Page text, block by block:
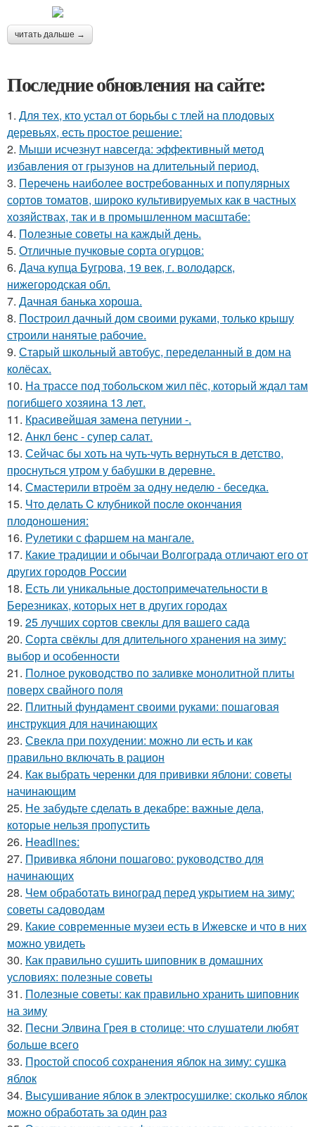
читать дальше →
Последние обновления на сайте:
1. Для тех, кто устал от борьбы с тлей на плодовых
деревьях, есть простое решение:
2. Мыши исчезнут навсегда: эффективный метод
избавления от грызунов на длительный период.
3. Перечень наиболее востребованных и популярных
сортов томатов, широко культивируемых как в частных
хозяйствах, так и в промышленном масштабе:
4. Полезные советы на каждый день.
5. Отличные пучковые сорта огурцов:
6. Дача купца Бугрова, 19 век, г. володарск,
нижегородская обл.
7. Дачная банька хороша.
8. Построил дачный дом своими руками, только крышу
строили нанятые рабочие.
9. Старый школьный автобус, переделанный в дом на
колёсах.
10. На трассе под тобольском жил пёс, который ждал там
погибшего хозяина 13 лет.
11. Красивейшая замена петунии -.
12. Анкл бенс - супер салат.
13. Сейчас бы хоть на чуть-чуть вернуться в детство,
проснуться утром у бабушки в деревне.
14. Смастерили втроём за одну неделю - беседка.
15. Чтo дeлaть C клубникoй пocлe oкoнчaния
плoдoнoшeния:
16. Рулетики с фаршем на мангале.
17. Какие традиции и обычаи Волгограда отличают его от
других городов России
18. Есть ли уникальные достопримечательности в
Березниках, которых нет в других городах
19. 25 лучших сортов свеклы для вашего сада
20. Сорта свёклы для длительного хранения на зиму:
выбор и особенности
21. Полное руководство по заливке монолитной плиты
поверх свайного поля
22. Плитный фундамент своими руками: пошаговая
инструкция для начинающих
23. Свекла при похудении: можно ли есть и как
правильно включать в рацион
24. Как выбрать черенки для прививки яблони: советы
начинающим
25. Не забудьте сделать в декабре: важные дела,
которые нельзя пропустить
26. Headlines:
27. Прививка яблони пошагово: руководство для
начинающих
28. Чем обработать виноград перед укрытием на зиму:
советы садоводам
29. Какие современные музеи есть в Ижевске и что в них
можно увидеть
30. Как правильно сушить шиповник в домашних
условиях: полезные советы
31. Полезные советы: как правильно хранить шиповник
на зиму
32. Песни Элвина Грея в столице: что слушатели любят
больше всего
33. Простой способ сохранения яблок на зиму: сушка
яблок
34. Высушивание яблок в электросушилке: сколько яблок
можно обработать за один раз